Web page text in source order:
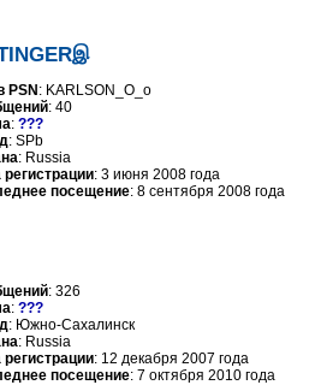
PSN : KARLSON_O_o
: 40
: ???
: SPb
: Russia
регистрации: 3 июня 2008 года
посещение: 8 сентября 2008 года
: 326
: ???
: Южно-Сахалинск
: Russia
регистрации: 12 декабря 2007 года
посещение: 7 октября 2010 года